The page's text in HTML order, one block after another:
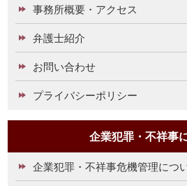
事務所概要・アクセス
弁護士紹介
お問い合わせ
プライバシーポリシー
企業犯罪・不祥事
企業犯罪・不祥事危機管理につ